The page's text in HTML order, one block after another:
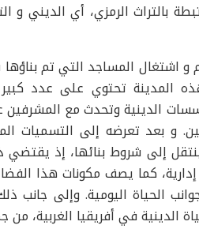
بالتراث الرمزي، أي الديني و
و اشتغال المساجد التي تم
هذه المدينة تحتوي على عدد
الدينية وتحدث مع
و بعد تعرضه إلى التسميات
إلى شروط بنائها، إذ يقتضي
كما يصف مكونات هذا
الحياة اليومية. وإلى جانب
الدينية في أفريقيا الغربية،